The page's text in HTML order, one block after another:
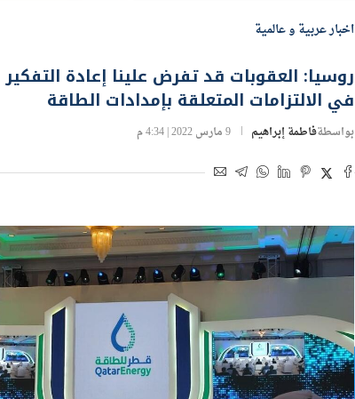
اخبار عربية و عالمية
روسيا: العقوبات قد تفرض علينا إعادة التفكير
في الالتزامات المتعلقة بإمدادات الطاقة
بواسطةفاطمة إبراهيم 9 مارس 2022 | 4:34 م